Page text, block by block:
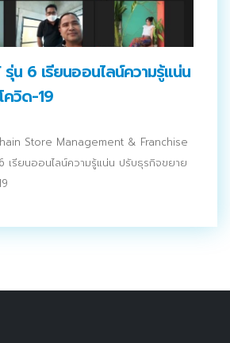
อออฟไลน์และสื่อออนไลน์
และออนไลน์
น 6 เรียนออนไลน์ความรู้แน่น
ควิด-19
Store Management & Franchise
เรียนออนไลน์ความรู้แน่น ปรับธุรกิจขยาย